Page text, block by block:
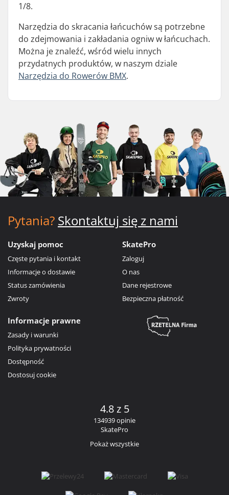
1/8.
Narzędzia do skracania łańcuchów są potrzebne
do zdejmowania i zakładania ogniw w łańcuchach.
Można je znaleźć, wśród wielu innych
przydatnych produktów, w naszym dziale
Narzędzia do Rowerów BMX.
Pytania? Skontaktuj się z nami
Uzyskaj pomoc
Częste pytania i kontakt
Informacje o dostawie
Status zamówienia
Zwroty
SkatePro
Zaloguj
O nas
Dane rejestrowe
Bezpieczna płatność
Informacje prawne
Zasady i warunki
Polityka prywatności
Dostępność
Dostosuj cookie
4.8 z 5
134939 opinie
SkatePro
Pokaż wszystkie